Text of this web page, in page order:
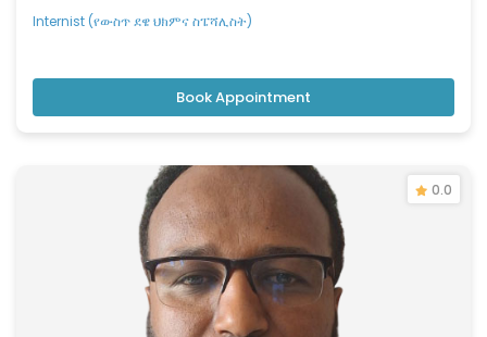
Internist (የውስጥ ደዌ ህክምና ስፔሻሊስት)
Book Appointment
0.0